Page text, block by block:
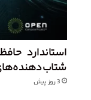
3 روز پیش